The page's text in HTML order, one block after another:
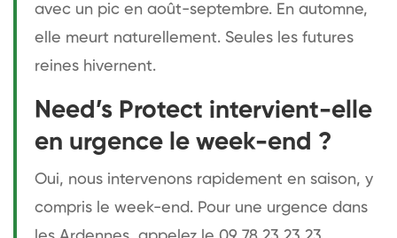
avec un pic en août-septembre. En automne,
elle meurt naturellement. Seules les futures
reines hivernent.
Need’s Protect intervient-elle
en urgence le week-end ?
Oui, nous intervenons rapidement en saison, y
compris le week-end. Pour une urgence dans